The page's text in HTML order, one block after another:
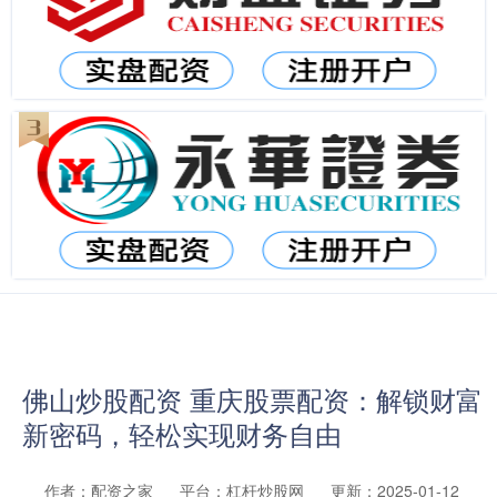
佛山炒股配资 重庆股票配资：解锁财富
新密码，轻松实现财务自由
作者：配资之家 平台：杠杆炒股网 更新：2025-01-12